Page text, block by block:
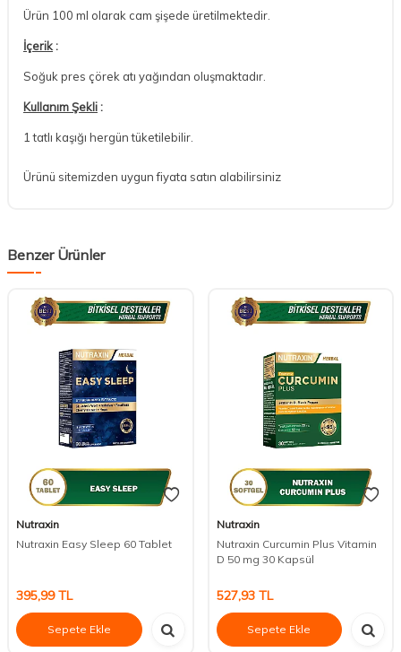
Ürün 100 ml olarak cam şişede üretilmektedir.
İçerik :
Soğuk pres çörek atı yağından oluşmaktadır.
Kullanım Şekli :
1 tatlı kaşığı hergün tüketilebilir.
Ürünü sitemizden uygun fiyata satın alabilirsiniz
Benzer Ürünler
Nutraxin
Nutraxin Easy Sleep 60 Tablet
395,99TL
Sepete Ekle
Nutraxin
Nutraxin Curcumin Plus Vitamin
D 50 mg 30 Kapsül
527,93TL
Sepete Ekle